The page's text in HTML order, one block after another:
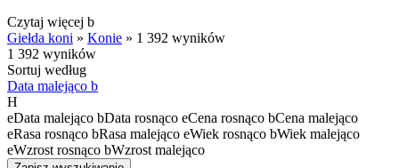
Czytaj więcej b
Giełda koni » Konie » 1 392 wyników
1 392 wyników
Sortuj według
Data malejąco b
H
eData malejąco bData rosnąco eCena rosnąco bCena malejąco
eRasa rosnąco bRasa malejąco eWiek rosnąco bWiek malejąco
eWzrost rosnąco bWzrost malejąco